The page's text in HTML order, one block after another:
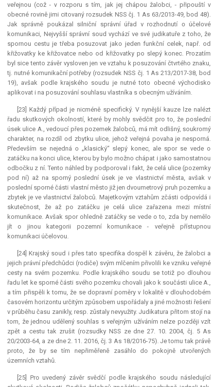
veřejnou (což - v rozporu s tím, jak jej chápou žalobci, - připouští v
obecné rovině jimi citovaný rozsudek NSS čj. 1 As 63/2013-49, bod 48).
Jak správně poukázal silniční správní úřad v rozhodnutí o účelové
komunikaci, Nejvyšší správní soud vychází ve své judikatuře z toho, že
spornou cestu je třeba posuzovat jako jeden funkční celek, např. od
křižovatky ke křižovatce nebo od křižovatky po slepý konec. Prozatím
byl sice tento závěr vysloven jen ve vztahu k posuzování čtvrtého znaku,
tj. nutné komunikační potřeby (rozsudek NSS čj. 1 As 213/2017-38, bod
19), avšak podle krajského soudu je nutné toto obecné východisko
aplikovat i na posuzování souhlasu vlastníka s obecným užíváním.
[23] Každý případ je nicméně specifický. V nynější kauze lze nalézt
řadu skutkových okolností, které by mohly svědčit pro to, že poslední
úsek ulice A., vedoucí přes pozemek žalobců, má mít odlišný, soukromý
charakter, na rozdíl od zbytku ulice, jehož veřejná povaha je nesporná.
Především se nejedná o „klasický“ slepý konec, ale spor se vede o
zatáčku na konci ulice, kterou by bylo možno chápat i jako samostatnou
odbočku z ní. Tento náhled by podporoval i fakt, že celá ulice (pozemky
pod ní) až na sporný poslední úsek je ve vlastnictví města, avšak v
poslední sporné části vlastní město již jen dvoumetrový pruh pozemku a
zbytek je ve vlastnictví žalobců. Majetkovým vztahům zčásti odpovídá i
skutečnost, že až po zatáčku je celá ulice zařazena mezi místní
komunikace. Avšak spor ohledně zatáčky se vede o to, zda by nemělo
jít o jinou kategorii pozemní komunikace - veřejně přístupnou
komunikaci účelovou.
[24] Krajský soud i přes tato specifika dospěl k závěru, že žalobci a
jejich právní předchůdci (rodiče) svým mlčením přivolili ke vzniku veřejné
cesty na svém pozemku. Podle krajského soudu se totiž po dlouhou
řadu let ke sporné části svého pozemku chovali jako k součásti ulice A.,
a tím přispěli k tomu, že se dopravní poměry v lokalitě v dlouhodobém
časovém horizontu určitým způsobem uspořádaly a jiné možnosti řešení
v průběhu času zanikly, resp. zůstaly nevyužity.Judikatura přitom stojí na
tom, že jednou udělený souhlas s veřejným užíváním nelze později vzít
zpět a cestu tak zrušit (rozsudky NSS ze dne 27. 10. 2004, čj. 5 As
20/2003-64, a ze dne 2. 11. 2016, čj. 3 As 18/2016-75). Je tomu tak právě
proto, že by se tím nepřiměřeně zasáhlo do pokojně utvořených
územních vztahů.
[25] Pro uvedený závěr svědčí podle krajského soudu následující